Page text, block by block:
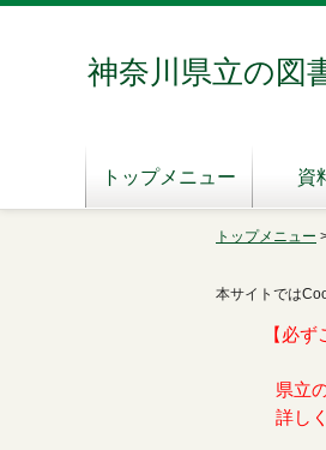
神奈川県立の図
トップメニュー 資
トップメニュー
本サイトでは
【必
県立
詳し